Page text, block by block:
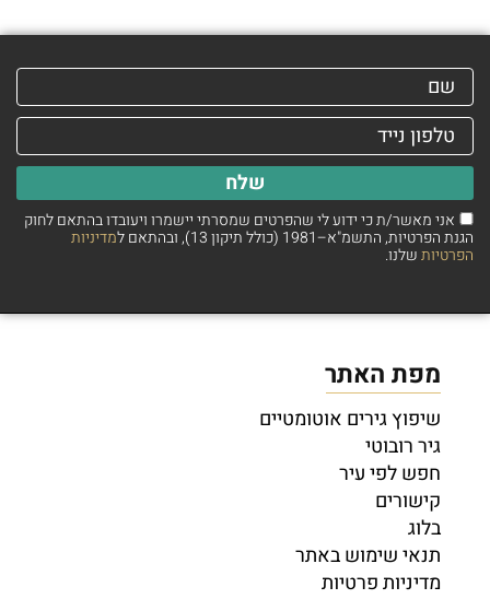
אני מאשר/ת כי ידוע לי שהפרטים שמסרתי יישמרו ויעובדו בהתאם לחוק
הגנת הפרטיות, התשמ"א–1981 (כולל תיקון 13), ובהתאם ל מדיניות
הפרטיותשלנו.
שלח
מפת האתר
שיפוץ גירים אוטומטיים
גיר רובוטי
חפש לפי עיר
קישורים
בלוג
תנאי שימוש באתר
מדיניות פרטיות